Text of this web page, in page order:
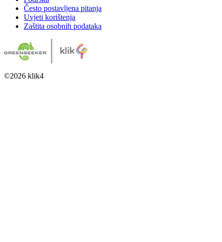
Često postavljena pitanja
Uvjeti korištenja
Zaštita osobnih podataka
©2026 klik4